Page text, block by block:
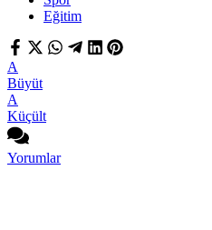
Eğitim
A
Büyüt
A
Küçült
Yorumlar